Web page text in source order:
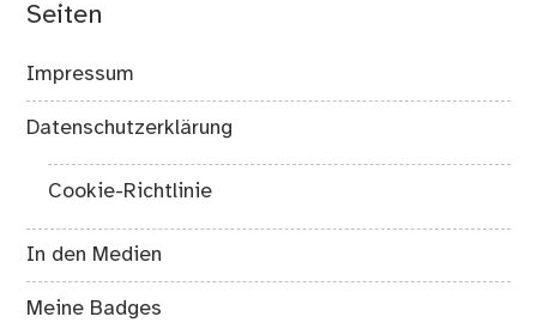
Seiten
Impressum
Datenschutzerklärung
Cookie-Richtlinie
In den Medien
Meine Badges